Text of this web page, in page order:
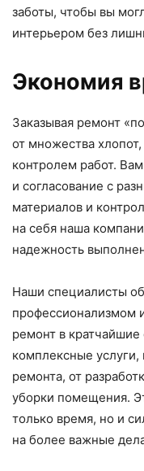
заботы, чтобы вы
интерьером без
Экономия
Заказывая ремонт
от множества
контролем работ.
и согласование с
материалов и
на себя наша
надежность
Наши специалисты
профессионализмом
ремонт в
комплексные
ремонта, от
уборки помещения.
только время, но и
на более важные